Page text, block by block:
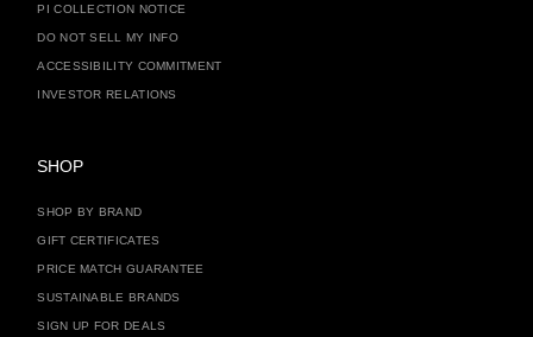
PI COLLECTION NOTICE
DO NOT SELL MY INFO
ACCESSIBILITY COMMITMENT
INVESTOR RELATIONS
SHOP
SHOP BY BRAND
GIFT CERTIFICATES
PRICE MATCH GUARANTEE
SUSTAINABLE BRANDS
SIGN UP FOR DEALS